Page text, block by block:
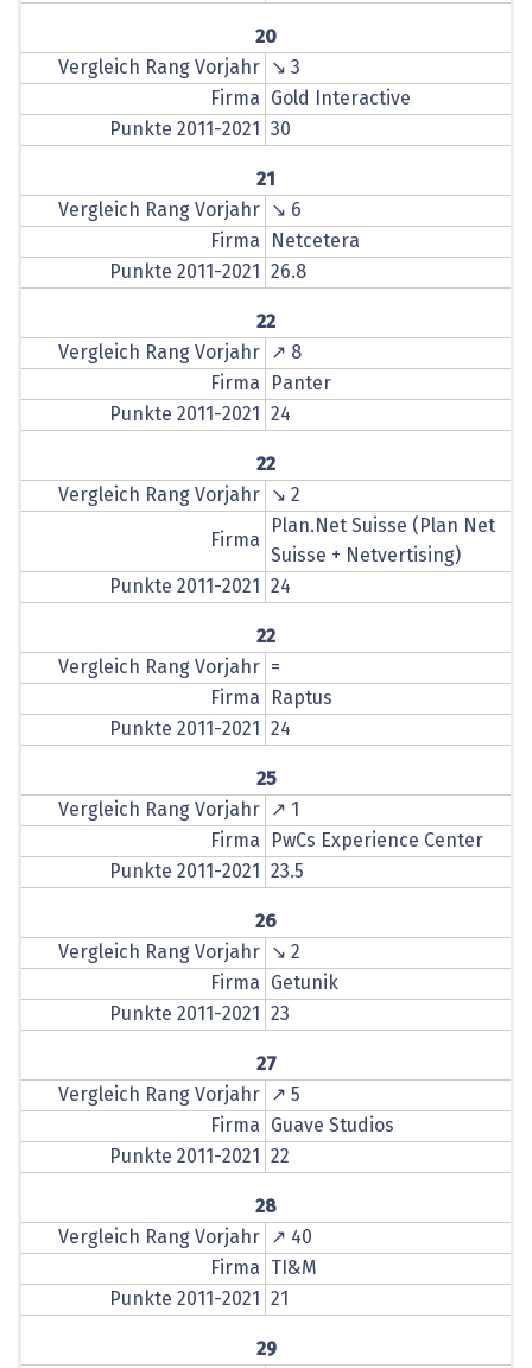
20
Vergleich Rang Vorjahr
↘ 3
Firma
Gold Interactive
Punkte 2011-2021
30
21
Vergleich Rang Vorjahr
↘ 6
Firma
Netcetera
Punkte 2011-2021
26.8
22
Vergleich Rang Vorjahr
↗ 8
Firma
Panter
Punkte 2011-2021
24
22
Vergleich Rang Vorjahr
↘ 2
Firma
Plan.Net Suisse (Plan Net
Suisse + Netvertising)
Punkte 2011-2021
24
22
Vergleich Rang Vorjahr
=
Firma
Raptus
Punkte 2011-2021
24
25
Vergleich Rang Vorjahr
↗ 1
Firma
PwCs Experience Center
Punkte 2011-2021
23.5
26
Vergleich Rang Vorjahr
↘ 2
Firma
Getunik
Punkte 2011-2021
23
27
Vergleich Rang Vorjahr
↗ 5
Firma
Guave Studios
Punkte 2011-2021
22
28
Vergleich Rang Vorjahr
↗ 40
Firma
TI&M
Punkte 2011-2021
21
29